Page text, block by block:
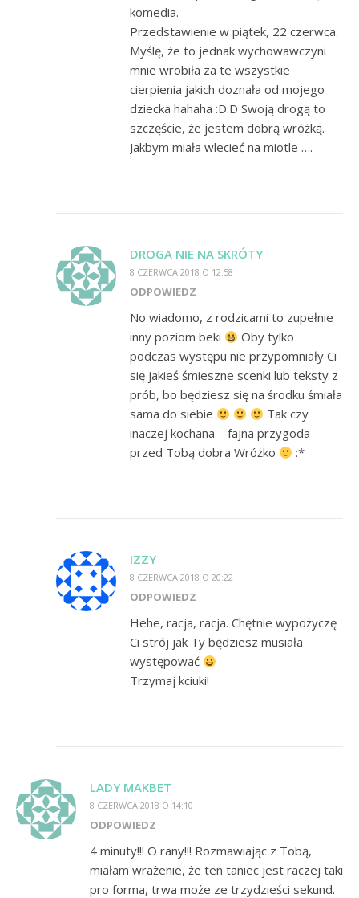
komedia.
Przedstawienie w piątek, 22 czerwca.
Myślę, że to jednak wychowawczyni
mnie wrobiła za te wszystkie
cierpienia jakich doznała od mojego
dziecka hahaha :D:D Swoją drogą to
szczęście, że jestem dobrą wróżką.
Jakbym miała wlecieć na miotle ….
DROGA NIE NA SKRÓTY
8 CZERWCA 2018 O 12:58
ODPOWIEDZ
No wiadomo, z rodzicami to zupełnie
inny poziom beki
Oby tylko
podczas występu nie przypomniały Ci
się jakieś śmieszne scenki lub teksty z
prób, bo będziesz się na środku śmiała
sama do siebie
Tak czy
inaczej kochana – fajna przygoda
przed Tobą dobra Wróżko
:*
IZZY
8 CZERWCA 2018 O 20:22
ODPOWIEDZ
Hehe, racja, racja. Chętnie wypożyczę
Ci strój jak Ty będziesz musiała
występować
Trzymaj kciuki!
LADY MAKBET
8 CZERWCA 2018 O 14:10
ODPOWIEDZ
4 minuty!!! O rany!!! Rozmawiając z Tobą,
miałam wrażenie, że ten taniec jest raczej taki
pro forma, trwa może ze trzydzieści sekund.